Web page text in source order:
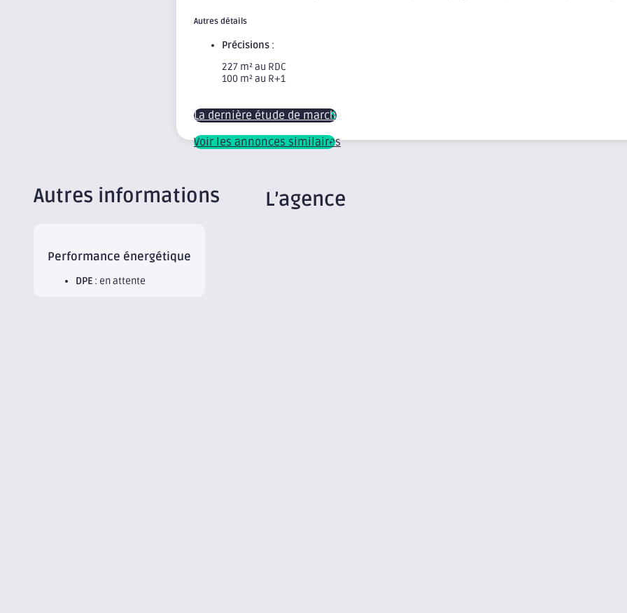
Autres détails
Précisions :
227 m² au RDC
100 m² au R+1
La dernière étude de marché
Voir les annonces similaires
Autres informations
Performance énergétique
DPE : en attente
L’agence